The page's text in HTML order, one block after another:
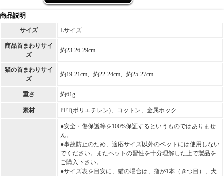
商品説明
サイズ Lサイズ
商品首まわりサイ
ズ
約23-26-29cm
猫の首まわりサイ
ズ
約19-21cm、約22-24cm、約25-27cm
重さ 約61g
素材 PET(ポリエチレン)、コットン、金属ホック
●安全・傷保護等を100%保証するというものではありませ
ん。
●事故防止のため、適応サイズ以外のペットには使用しない
でください。またペットの習性を十分理解した上で製品を
ご購入下さい。
●サイズ表を目安に、猫の場合は、指が1本（きつ目）、犬